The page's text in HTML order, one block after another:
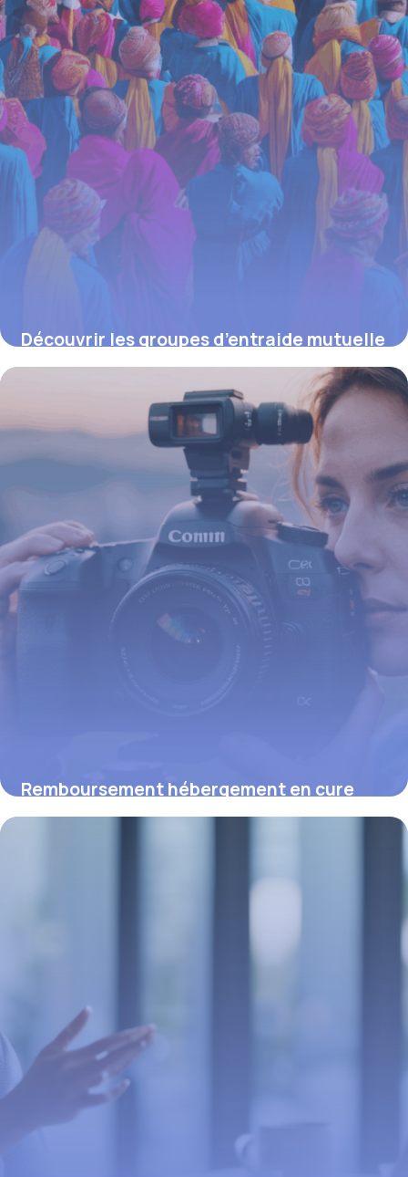
Découvrir les groupes d’entraide mutuelle
au Mans : Un soutien collectif pour briser
15 juin 2026
Remboursement hébergement en cure
thermale : ce que vous devez savoir